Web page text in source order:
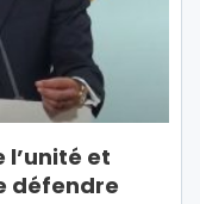
l’unité et
défendre